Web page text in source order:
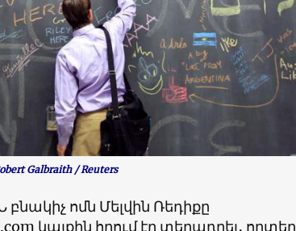
Galbraith / Reuters
ոմն Մելվին Ռեդիքը
կայքին հղում էր տեղադրել, որտեղ